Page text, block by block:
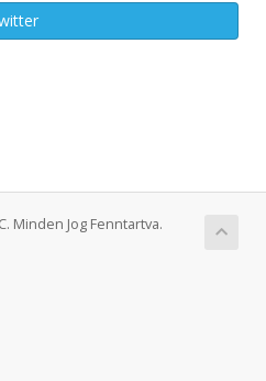
Minden Jog Fenntartva.